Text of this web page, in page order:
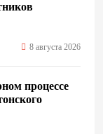
8 августа 2026
процессе